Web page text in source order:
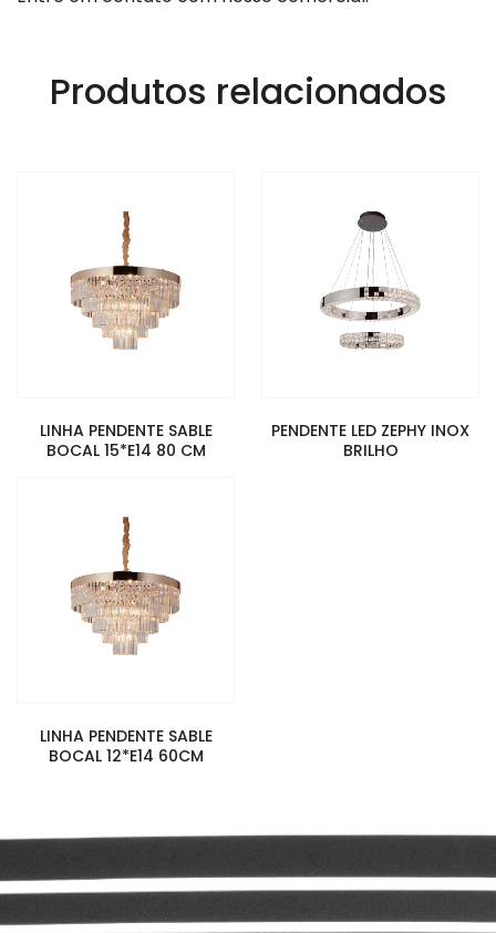
Produtos relacionados
LINHA PENDENTE SABLE
BOCAL 15*E14 80 CM
PENDENTE LED ZEPHY INOX
BRILHO
LINHA PENDENTE SABLE
BOCAL 12*E14 60CM